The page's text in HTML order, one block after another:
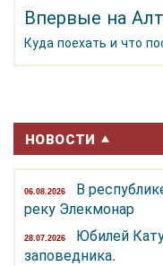
Впервые на
Куда поехать и что
НОВОСТИ
06.08.2026
В
реку Элекмонар
28.07.2026
Юбилей
заповедника.